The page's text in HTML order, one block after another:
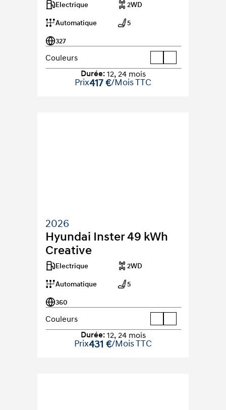
Electrique 2WD
Automatique 5
327
Couleurs
Durée: 12, 24 mois
Prix417 €/Mois TTC
2026
Hyundai Inster 49 kWh
Creative
Electrique 2WD
Automatique 5
360
Couleurs
Durée: 12, 24 mois
Prix431 €/Mois TTC